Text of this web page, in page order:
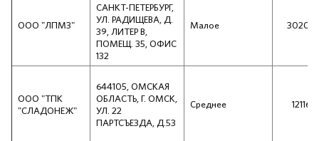
ООО "ЛПМЗ"
САНКТ-ПЕТЕРБУРГ,
УЛ. РАДИЩЕВА, Д.
39, ЛИТЕР В,
ПОМЕЩ. 35, ОФИС
132
Малое
ООО "ТПК
"СЛАДОНЕЖ"
644105, ОМСКАЯ
ОБЛАСТЬ, Г. ОМСК,
УЛ. 22
ПАРТСЪЕЗДА, Д.53
Среднее